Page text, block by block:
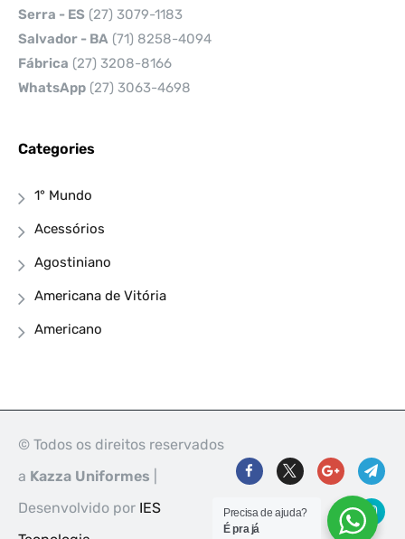
Serra - ES (27) 3079-1183
Salvador - BA (71) 8258-4094
Fábrica (27) 3208-8166
WhatsApp (27) 3063-4698
Categories
1° Mundo
Acessórios
Agostiniano
Americana de Vitória
Americano
© Todos os direitos reservados
a Kazza Uniformes
Desenvolvido por IES
Precisa de ajuda?
É pra já